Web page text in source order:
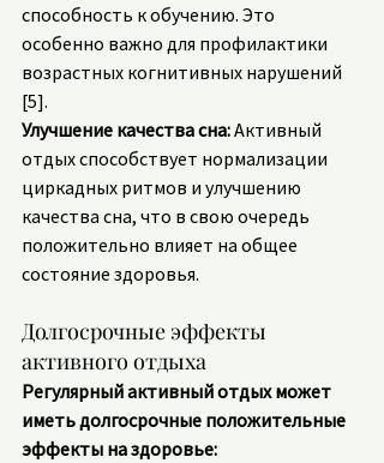
способность к обучению. Это
особенно важно для профилактики
возрастных когнитивных нарушений
[5].
Улучшение качества сна: Активный
отдых способствует нормализации
циркадных ритмов и улучшению
качества сна, что в свою очередь
положительно влияет на общее
состояние здоровья.
Долгосрочные эффекты
активного отдыха
Регулярный активный отдых может
иметь долгосрочные положительные
эффекты на здоровье: